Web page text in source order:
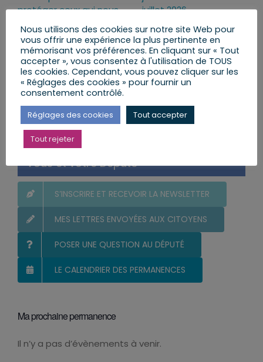
protéger ceux qui nous
protègent
lundi, 13 Juil 2026
juillet 2026
lundi, 13 Juil 2026
Rechercher:
Vous et votre Député
S’INSCRIRE ET RECEVOIR LA NEWSLETTER
MES LETTRES ENVOYÉES AUX CITOYENS
POSER UNE QUESTION AU DÉPUTÉ
LE CALENDRIER DES PERMANENCES
Ma prochaine permanence
Notice
Il n’y a pas d’évènements à venir.
Nous utilisons des cookies sur notre site Web pour
vous offrir une expérience la plus pertinente en
mémorisant vos préférences. En cliquant sur « Tout
accepter », vous consentez à l'utilisation de TOUS
les cookies. Cependant, vous pouvez cliquer sur les
« Réglages des cookies » pour fournir un
consentement contrôlé.
Réglages des cookies Tout accepter
Tout rejeter